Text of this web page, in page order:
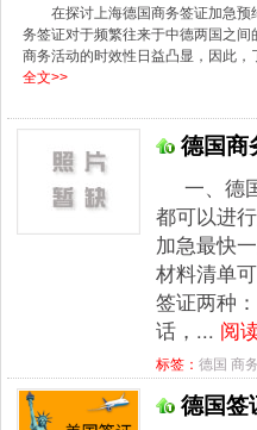
在探讨上海德国商务签证加急
务签证对于频繁往来于中德两国之
商务活动的时效性日益凸显，因此
全文>>
德国商
一、德
都可以进
加急最快
材料清单
签证两种
话，... 阅
标签： 德国 商务
德国签